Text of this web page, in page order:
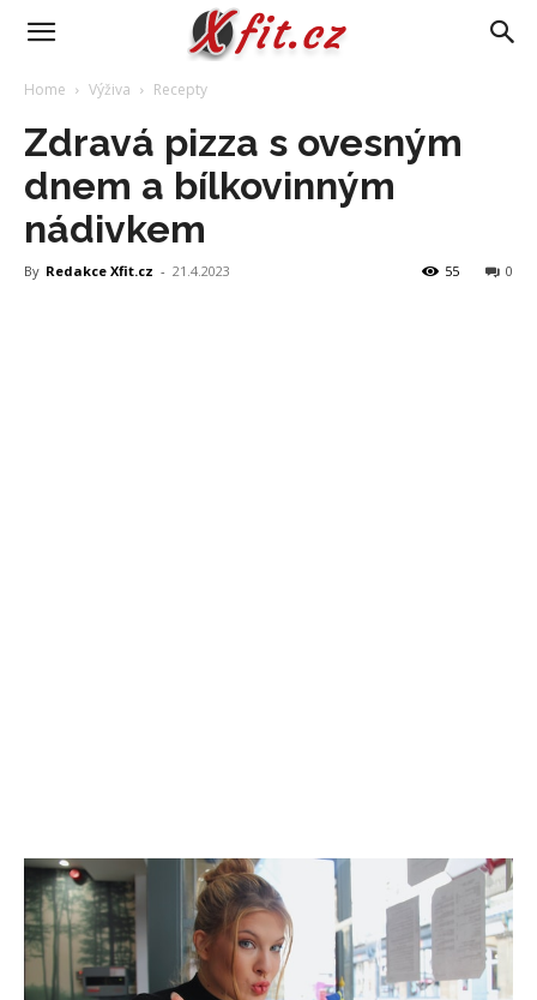
Home Výživa Recepty
Zdravá pizza s ovesným
dnem a bílkovinným
nádivkem
By Redakce Xfit.cz - 21.4.2023 0
55